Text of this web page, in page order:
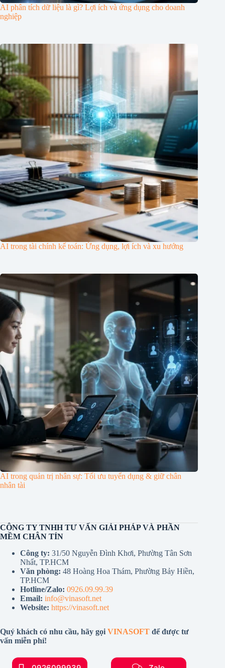
AI phân tích dữ liệu là gì? Lợi ích và ứng dụng cho doanh
nghiệp
AI trong tài chính kế toán: Ứng dụng, lợi ích và xu hướng
AI trong quản trị nhân sự: Tối ưu tuyển dụng & giữ chân
nhân tài
CÔNG TY TNHH TƯ VẤN GIẢI PHÁP VÀ PHẦN
MỀM CHÂN TÍN
Công ty: 31/50 Nguyễn Đình Khơi, Phường Tân Sơn
Nhất, TP.HCM
Văn phòng: 48 Hoàng Hoa Thám, Phường Bảy Hiền,
TP.HCM
Hotline/Zalo: 0926.09.99.39
Email: info@vinasoft.net
Website: https://vinasoft.net
Quý khách có nhu cầu, hãy gọi VINASOFT để được tư
vấn miễn phí!